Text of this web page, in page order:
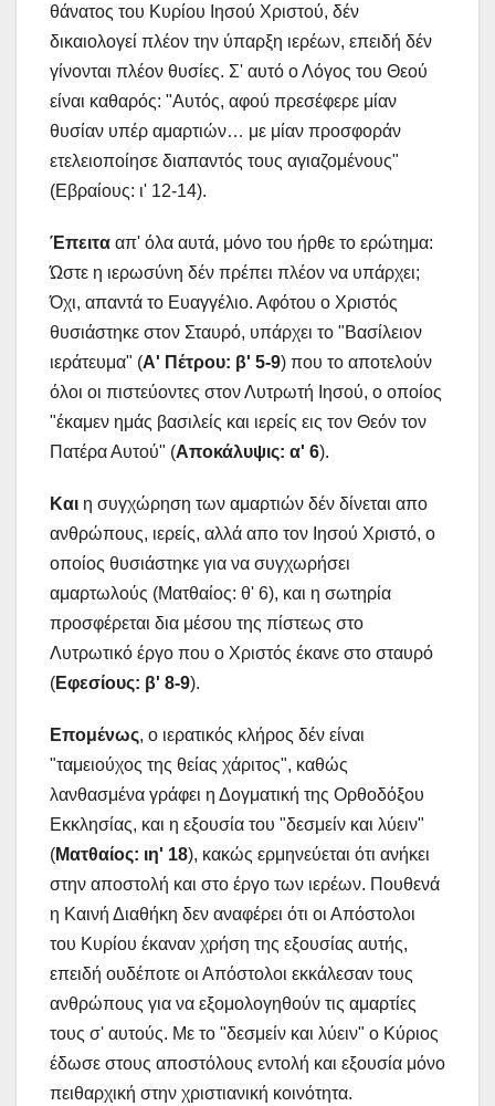
θάνατος του Κυρίου Ιησού Χριστού, δέν
δικαιολογεί πλέον την ύπαρξη ιερέων, επειδή δέν
γίνονται πλέον θυσίες. Σ' αυτό ο Λόγος του Θεού
είναι καθαρός: "Αυτός, αφού πρεσέφερε μίαν
θυσίαν υπέρ αμαρτιών… με μίαν προσφοράν
ετελειοποίησε διαπαντός τους αγιαζομένους"
(Εβραίους: ι' 12-14).
Έπειτα απ' όλα αυτά, μόνο του ήρθε το ερώτημα:
Ώστε η ιερωσύνη δέν πρέπει πλέον να υπάρχει;
Όχι, απαντά το Ευαγγέλιο. Αφότου ο Χριστός
θυσιάστηκε στον Σταυρό, υπάρχει το "Βασίλειον
ιεράτευμα" (Α' Πέτρου: β' 5-9) που το αποτελούν
όλοι οι πιστεύοντες στον Λυτρωτή Ιησού, ο οποίος
"έκαμεν ημάς βασιλείς και ιερείς εις τον Θεόν τον
Πατέρα Αυτού" (Αποκάλυψις: α' 6).
Και η συγχώρηση των αμαρτιών δέν δίνεται απο
ανθρώπους, ιερείς, αλλά απο τον Ιησού Χριστό, ο
οποίος θυσιάστηκε για να συγχωρήσει
αμαρτωλούς (Ματθαίος: θ' 6), και η σωτηρία
προσφέρεται δια μέσου της πίστεως στο
Λυτρωτικό έργο που ο Χριστός έκανε στο σταυρό
(Εφεσίους: β' 8-9).
Επομένως, ο ιερατικός κλήρος δέν είναι
"ταμειούχος της θείας χάριτος", καθώς
λανθασμένα γράφει η Δογματική της Ορθοδόξου
Εκκλησίας, και η εξουσία του "δεσμείν και λύειν"
(Ματθαίος: ιη' 18), κακώς ερμηνεύεται ότι ανήκει
στην αποστολή και στο έργο των ιερέων. Πουθενά
η Καινή Διαθήκη δεν αναφέρει ότι οι Απόστολοι
του Κυρίου έκαναν χρήση της εξουσίας αυτής,
επειδή ουδέποτε οι Απόστολοι εκκάλεσαν τους
ανθρώπους για να εξομολογηθούν τις αμαρτίες
τους σ' αυτούς. Με το "δεσμείν και λύειν" ο Κύριος
έδωσε στους αποστόλους εντολή και εξουσία μόνο
πειθαρχική στην χριστιανική κοινότητα.